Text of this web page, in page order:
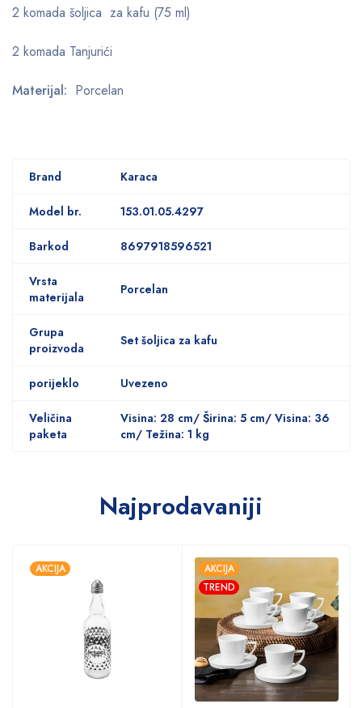
2 komada šoljica za kafu (75 ml)
2 komada Tanjurići
Materijal: Porcelan
Brand Karaca
Model br. 153.01.05.4297
Barkod 8697918596521
Vrsta
materijala
Porcelan
Grupa
proizvoda
Set šoljica za kafu
porijeklo Uvezeno
Veličina
paketa
Visina: 28 cm/ Širina: 5 cm/ Visina: 36
cm/ Težina: 1 kg
Najprodavaniji
AKCIJA
AKCIJA
TREND